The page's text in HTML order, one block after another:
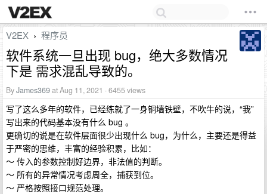
V2EX › 程序员
软件系统一旦出现 bug，绝大多数情况
下是 需求混乱导致的。
ByJames369at Aug 11, 2021 · 6455 views
写了这么多年的软件，已经练就了一身铜墙铁壁，不吹牛的说，“我”
写出来的代码基本没有什么 bug 。
更确切的说是在软件层面很少出现什么 bug，为什么，主要还是得益
于严密的思维，丰富的经验积累，比如：
～ 传入的参数控制好边界，非法值的判断。
～ 所有的异常情况考虑周全，捕获到位。
～ 严格按照接口规范处理。